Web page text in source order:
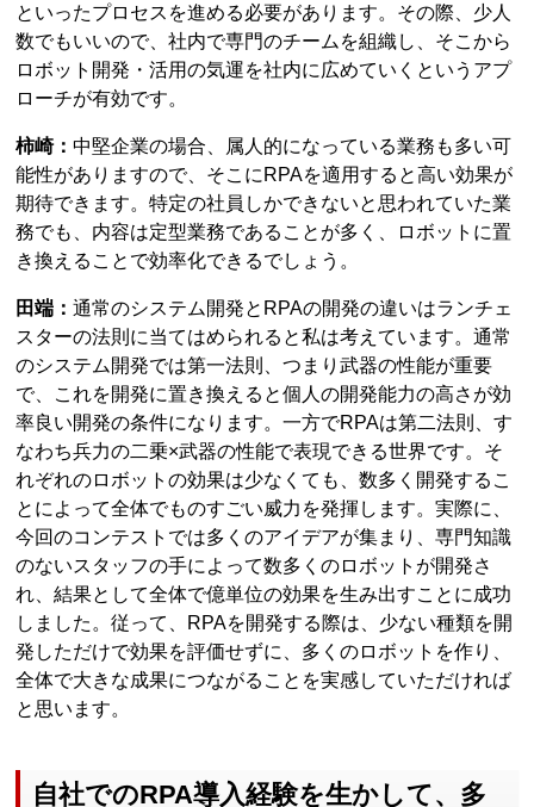
といったプロセスを進める必要があります。その際、少人
数でもいいので、社内で専門のチームを組織し、そこから
ロボット開発・活用の気運を社内に広めていくというアプ
ローチが有効です。
柿崎：中堅企業の場合、属人的になっている業務も多い可
能性がありますので、そこにRPAを適用すると高い効果が
期待できます。特定の社員しかできないと思われていた業
務でも、内容は定型業務であることが多く、ロボットに置
き換えることで効率化できるでしょう。
田端：通常のシステム開発とRPAの開発の違いはランチェ
スターの法則に当てはめられると私は考えています。通常
のシステム開発では第一法則、つまり武器の性能が重要
で、これを開発に置き換えると個人の開発能力の高さが効
率良い開発の条件になります。一方でRPAは第二法則、す
なわち兵力の二乗×武器の性能で表現できる世界です。そ
れぞれのロボットの効果は少なくても、数多く開発するこ
とによって全体でものすごい威力を発揮します。実際に、
今回のコンテストでは多くのアイデアが集まり、専門知識
のないスタッフの手によって数多くのロボットが開発さ
れ、結果として全体で億単位の効果を生み出すことに成功
しました。従って、RPAを開発する際は、少ない種類を開
発しただけで効果を評価せずに、多くのロボットを作り、
全体で大きな成果につながることを実感していただければ
と思います。
自社でのRPA導入経験を生かして、多